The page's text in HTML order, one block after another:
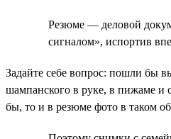
Резюме — деловой
сигналом», испортив
Задайте себе вопрос: пошли бы
шампанского в руке, в пижаме и
бы, то и в резюме фото в таком